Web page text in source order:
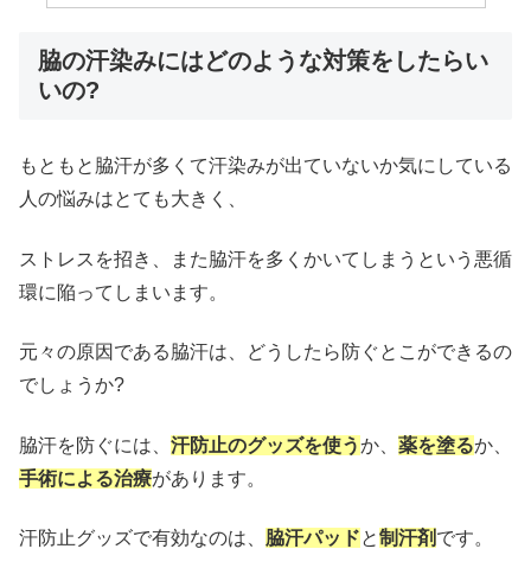
脇の汗染みにはどのような対策をしたらい
いの?
もともと脇汗が多くて汗染みが出ていないか気にしている
人の悩みはとても大きく、
ストレスを招き、また脇汗を多くかいてしまうという悪循
環に陥ってしまいます。
元々の原因である脇汗は、どうしたら防ぐとこができるの
でしょうか?
脇汗を防ぐには、 汗防止のグッズを使うか、 薬を塗るか、
手術による治療があります。
汗防止グッズで有効なのは、 脇汗パッドと制汗剤 です。